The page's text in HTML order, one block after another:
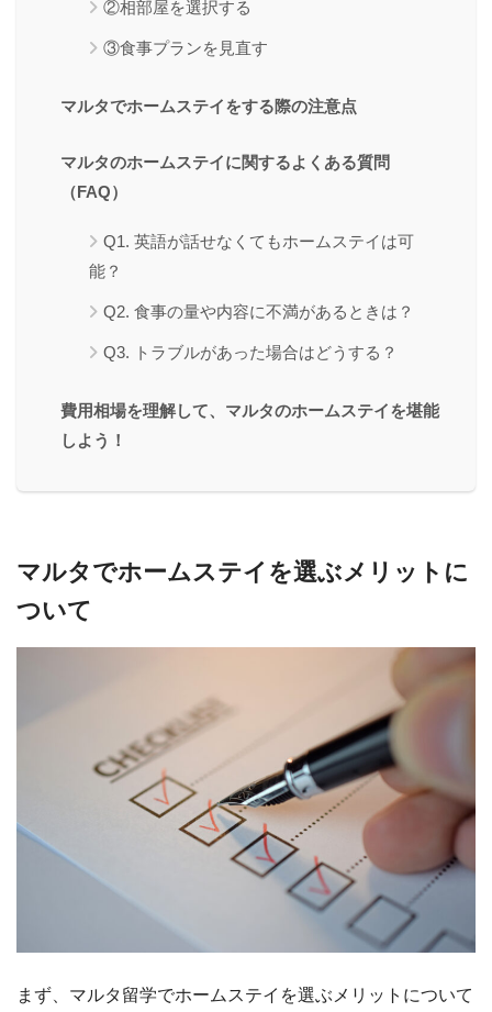
②相部屋を選択する
③食事プランを見直す
マルタでホームステイをする際の注意点
マルタのホームステイに関するよくある質問
（FAQ）
Q1. 英語が話せなくてもホームステイは可
能？
Q2. 食事の量や内容に不満があるときは？
Q3. トラブルがあった場合はどうする？
費用相場を理解して、マルタのホームステイを堪能
しよう！
マルタでホームステイを選ぶメリットに
ついて
まず、マルタ留学でホームステイを選ぶメリットについて